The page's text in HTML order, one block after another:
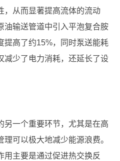
，从而显著提高流体的流动
油输送管道中引入平泡复合胺
提高了约15%，同时泵送能耗
减少了电力消耗，还延长了设
另一个重要环节，尤其是在高
可以极大地减少能源浪费。
用主要是通过促进热交换反